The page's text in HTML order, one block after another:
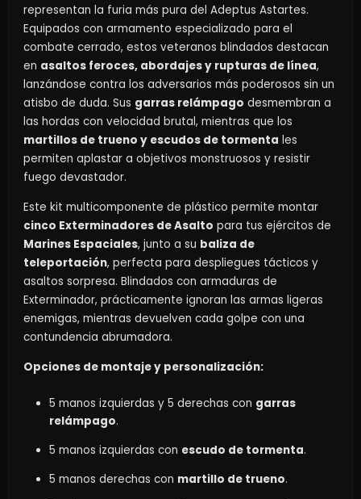
representan la furia más pura del Adeptus Astartes.
Equipados con armamento especializado para el
combate cerrado, estos veteranos blindados destacan
en asaltos feroces, abordajes y rupturas de línea,
lanzándose contra los adversarios más poderosos sin un
atisbo de duda. Sus garras relámpago desmembran a
las hordas con velocidad brutal, mientras que los
martillos de trueno y escudos de tormenta les
permiten aplastar a objetivos monstruosos y resistir
fuego devastador.
Este kit multicomponente de plástico permite montar
cinco Exterminadores de Asalto para tus ejércitos de
Marines Espaciales, junto a su baliza de
teleportación, perfecta para despliegues tácticos y
asaltos sorpresa. Blindados con armaduras de
Exterminador, prácticamente ignoran las armas ligeras
enemigas, mientras devuelven cada golpe con una
contundencia abrumadora.
Opciones de montaje y personalización:
5 manos izquierdas y 5 derechas con garras
relámpago.
5 manos izquierdas con escudo de tormenta.
5 manos derechas con martillo de trueno.